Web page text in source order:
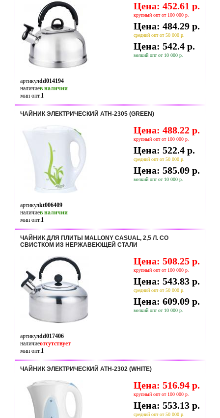
Цена: 452.61 р.
крупный опт от 100 000 р.
Цена: 484.29 р.
средний опт от 50 000 р.
Цена: 542.4 р.
мелкий опт от 10 000 р.
артикулdd014194
наличиев наличии
мин опт.1
ЧАЙНИК ЭЛЕКТРИЧЕСКИЙ ATH-2305 (GREEN)
Цена: 488.22 р.
крупный опт от 100 000 р.
Цена: 522.4 р.
средний опт от 50 000 р.
Цена: 585.09 р.
мелкий опт от 10 000 р.
артикулkt006409
наличиев наличии
мин опт.1
ЧАЙНИК ДЛЯ ПЛИТЫ MALLONY CASUAL, 2,5 Л. СО
СВИСТКОМ ИЗ НЕРЖАВЕЮЩЕЙ СТАЛИ
Цена: 508.25 р.
крупный опт от 100 000 р.
Цена: 543.83 р.
средний опт от 50 000 р.
Цена: 609.09 р.
мелкий опт от 10 000 р.
артикулdd017406
наличиеотсутствует
мин опт.1
ЧАЙНИК ЭЛЕКТРИЧЕСКИЙ ATH-2302 (WHITE)
Цена: 516.94 р.
крупный опт от 100 000 р.
Цена: 553.13 р.
средний опт от 50 000 р.